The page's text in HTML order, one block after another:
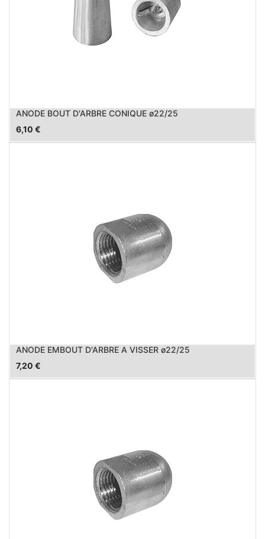
ANODE BOUT D'ARBRE CONIQUE ø22/25
6,10 €
ANODE EMBOUT D'ARBRE A VISSER ø22/25
7,20 €